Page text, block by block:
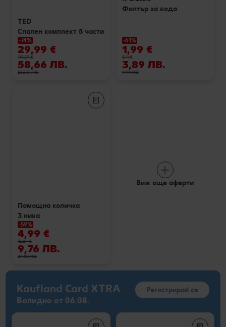
Ние сме семейство
Развлечения, отдих и свободно време
TED
Спален комплект 5 части
-74%
29,99 €
119,29 €
58,66 ЛВ.
233,31 ЛВ.
Филтър за вода
-61%
1,99 €
5,11 €
3,89 ЛВ.
9,99 ЛВ.
Помощна количка
3 нива
-59%
4,99 €
12,27 €
9,76 ЛВ.
24,00 ЛВ.
Виж още оферти
Kaufland Card XTRA
Валидно от 06.08.
Регистрирай се